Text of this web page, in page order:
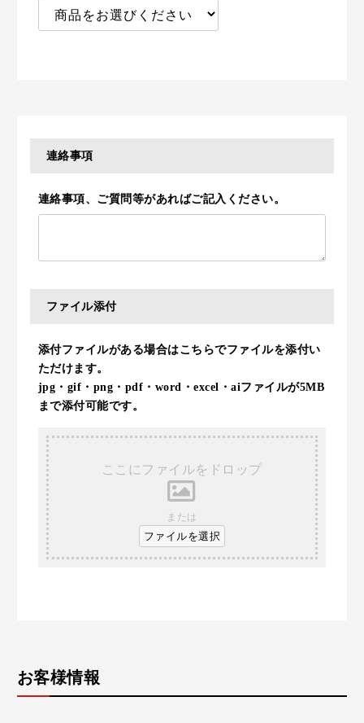
連絡事項
連絡事項、ご質問等があればご記入ください。
ファイル添付
添付ファイルがある場合はこちらでファイルを添付い
ただけます。
jpg・gif・png・pdf・word・excel・aiファイルが5MB
まで添付可能です。
ここにファイルをドロップ
または
ファイルを選択
お客様情報